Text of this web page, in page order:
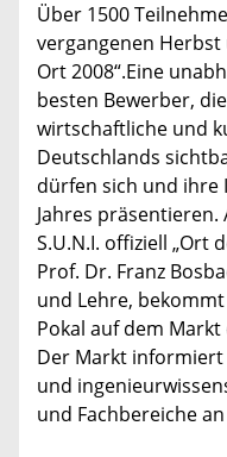
Über 1500
vergangenen Herbst
Ort 2008“.Eine
besten Bewerber,
wirtschaftliche und
Deutschlands
dürfen sich und ihre
Jahres präsentieren.
S.U.N.I. offiziell „Ort
Prof. Dr. Franz
und Lehre,
Pokal auf dem
Der Markt
und
und Fachbereiche